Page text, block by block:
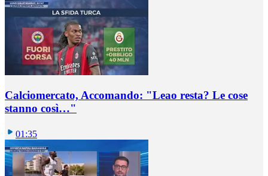
Calciomercato, Accomando: "Leao resta? Le cose
stanno così…"
01:35